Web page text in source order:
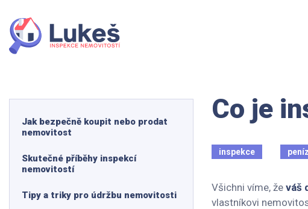
Jak bezpečně koupit nebo prodat
nemovitost
Skutečné příběhy inspekcí
nemovitostí
Tipy a triky pro údržbu nemovitosti
Co je
inspekce
Všichni víme, že váš
vlastníkovi